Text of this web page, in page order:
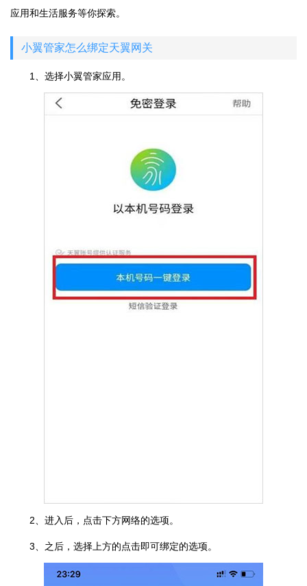
应用和生活服务等你探索。
小翼管家怎么绑定天翼网关
1、选择小翼管家应用。
2、进入后，点击下方网络的选项。
3、之后，选择上方的点击即可绑定的选项。